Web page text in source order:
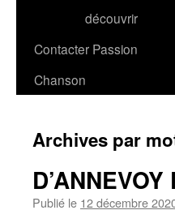
découvrir
Contacter Passion
Chanson
Archives par
Publié le 12 décembre